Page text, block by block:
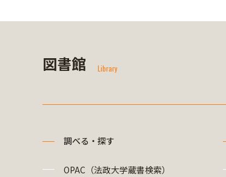
図書館 Library
調べる・探す
OPAC（法政大学蔵書検索）